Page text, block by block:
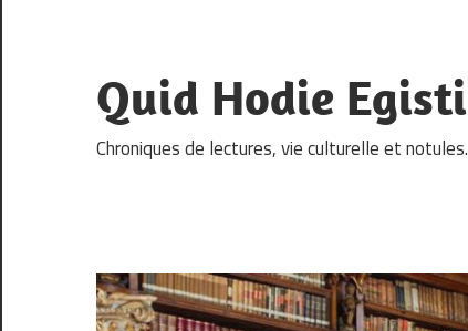
content
Quid Hodie Egisti
Chroniques de lectures, vie culturelle et notules.